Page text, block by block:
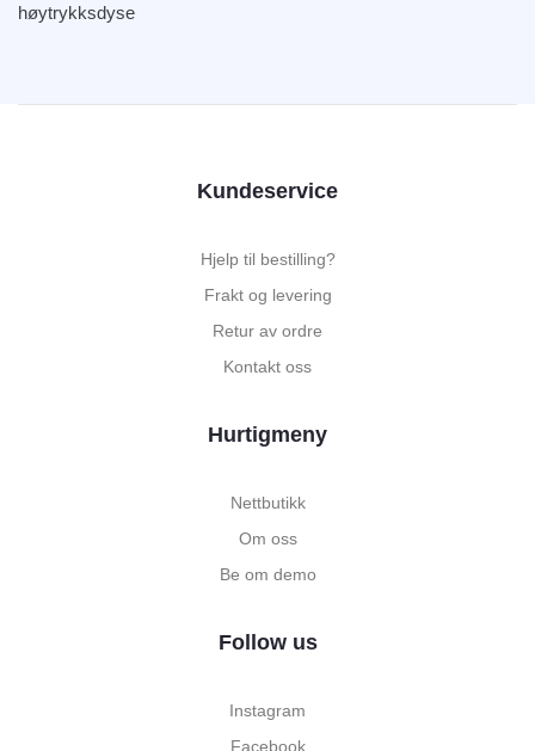
høytrykksdyse
Kundeservice
Hjelp til bestilling?
Frakt og levering
Retur av ordre
Kontakt oss
Hurtigmeny
Nettbutikk
Om oss
Be om demo
Follow us
Instagram
Facebook